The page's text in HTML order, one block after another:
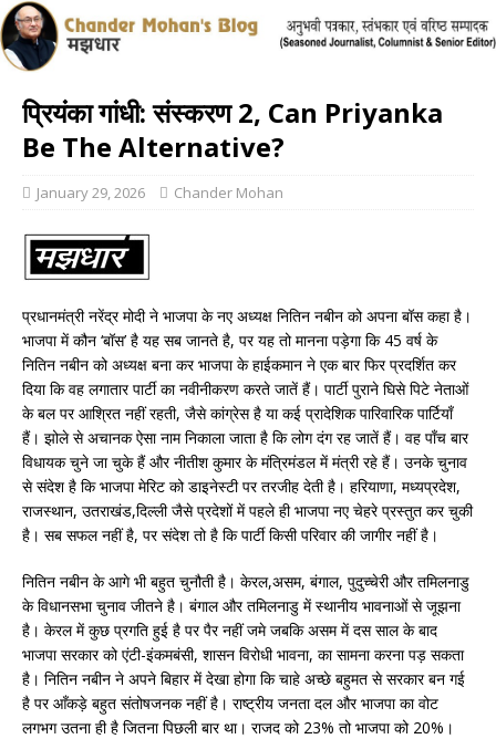
प्रियंका गांधी: संस्करण 2, Can Priyanka
Be The Alternative?
January 29, 2026 Chander Mohan
प्रधानमंत्री नरेंद्र मोदी ने भाजपा के नए अध्यक्ष नितिन नबीन को अपना बॉस कहा है।
भाजपा में कौन ‘बॉस’ है यह सब जानते है, पर यह तो मानना पड़ेगा कि 45 वर्ष के
नितिन नबीन को अध्यक्ष बना कर भाजपा के हाईकमान ने एक बार फिर प्रदर्शित कर
दिया कि वह लगातार पार्टी का नवीनीकरण करते जातें हैं। पार्टी पुराने घिसे पिटे नेताओं
के बल पर आश्रित नहीं रहती, जैसे कांग्रेस है या कई प्रादेशिक पारिवारिक पार्टियाँ
हैं। झोले से अचानक ऐसा नाम निकाला जाता है कि लोग दंग रह जातें हैं। वह पाँच बार
विधायक चुने जा चुके हैं और नीतीश कुमार के मंत्रिमंडल में मंत्री रहे हैं। उनके चुनाव
से संदेश है कि भाजपा मेरिट को डाइनेस्टी पर तरजीह देती है। हरियाणा, मध्यप्रदेश,
राजस्थान, उतराखंड,दिल्ली जैसे प्रदेशों में पहले ही भाजपा नए चेहरे प्रस्तुत कर चुकी
है। सब सफल नहीं है, पर संदेश तो है कि पार्टी किसी परिवार की जागीर नहीं है।
नितिन नबीन के आगे भी बहुत चुनौती है। केरल,असम, बंगाल, पुदुच्चेरी और तमिलनाडु
के विधानसभा चुनाव जीतने है। बंगाल और तमिलनाडु में स्थानीय भावनाओं से जूझना
है। केरल में कुछ प्रगति हुई है पर पैर नहीं जमे जबकि असम में दस साल के बाद
भाजपा सरकार को एंटी-इंकमबंसी, शासन विरोधी भावना, का सामना करना पड़ सकता
है। नितिन नबीन ने अपने बिहार में देखा होगा कि चाहे अच्छे बहुमत से सरकार बन गई
है पर आँकड़े बहुत संतोषजनक नहीं है। राष्ट्रीय जनता दल और भाजपा का वोट
लगभग उतना ही है जितना पिछली बार था। राजद को 23% तो भाजपा को 20%।